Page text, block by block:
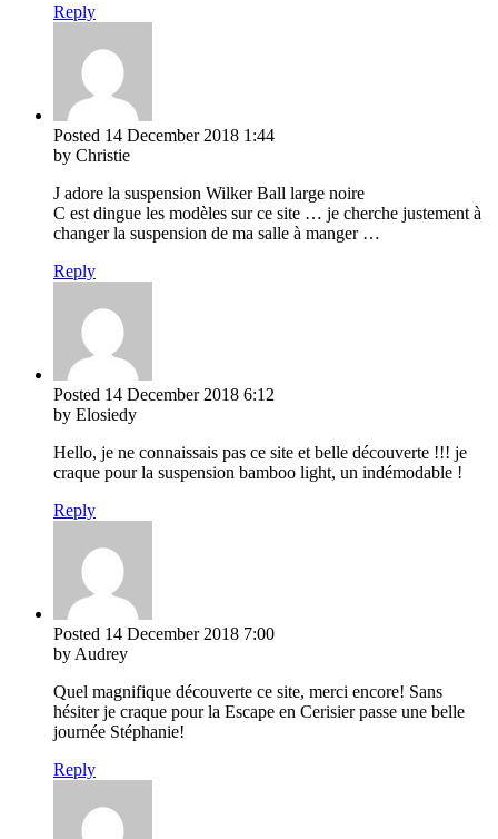
Reply
Posted 14 December 2018 1:44
by Christie
J adore la suspension Wilker Ball large noire
C est dingue les modèles sur ce site … je cherche justement à
changer la suspension de ma salle à manger …
Reply
Posted 14 December 2018 6:12
by Elosiedy
Hello, je ne connaissais pas ce site et belle découverte !!! je
craque pour la suspension bamboo light, un indémodable !
Reply
Posted 14 December 2018 7:00
by Audrey
Quel magnifique découverte ce site, merci encore! Sans
hésiter je craque pour la Escape en Cerisier passe une belle
journée Stéphanie!
Reply